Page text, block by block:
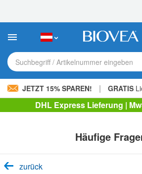
Sie:
Website
ein
Barrierefreiheitssystem.
Suchbegriff / Artikelnummer eingeben
JETZT 15% SPAREN! | GRATIS
DHL Express Lieferung |
Häufige
zurück